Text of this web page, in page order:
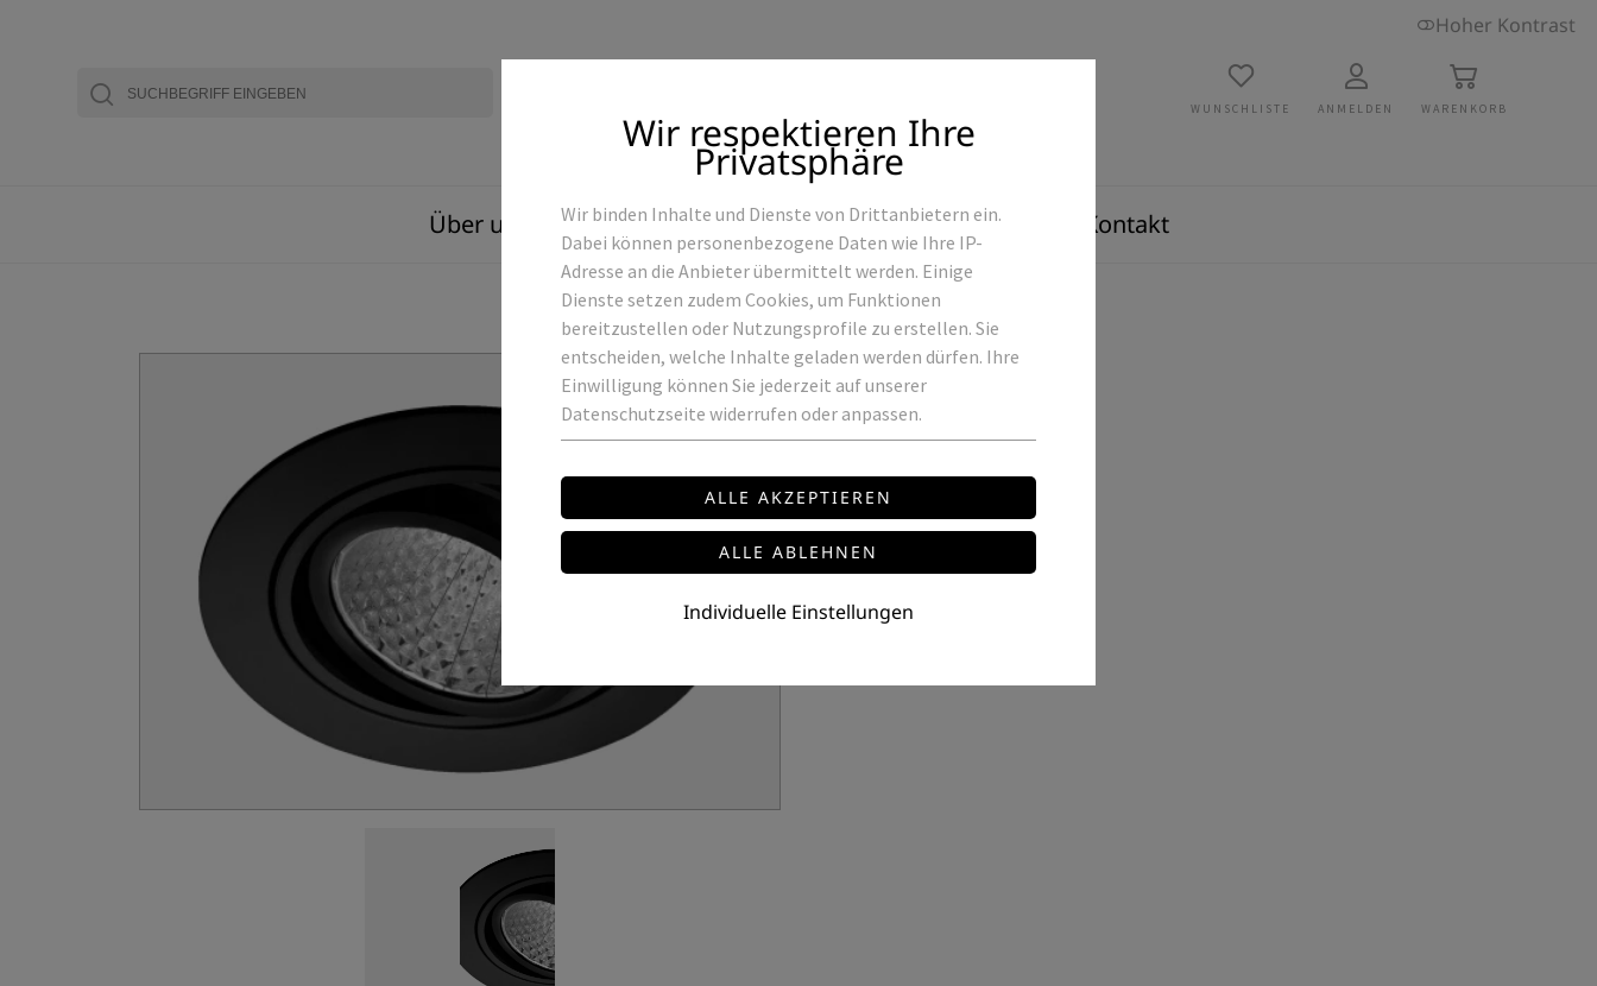
Hoher Kontrast
WUNSCHLISTE ANMELDEN WARENKORB
Über uns Produkte Referenzen Kontakt
ROWALUX
HIP-DL-31
LED Einbau Downlight
Leistung: 31 W / 800mA
Preis auf Anfrage
Wir respektieren Ihre
Privatsphäre
Wir binden Inhalte und Dienste von Drittanbietern ein.
Dabei können personenbezogene Daten wie Ihre IP-
Adresse an die Anbieter übermittelt werden. Einige
Dienste setzen zudem Cookies, um Funktionen
bereitzustellen oder Nutzungsprofile zu erstellen. Sie
entscheiden, welche Inhalte geladen werden dürfen. Ihre
Einwilligung können Sie jederzeit auf unserer
Datenschutzseite widerrufen oder anpassen.
Individuelle Einstellungen